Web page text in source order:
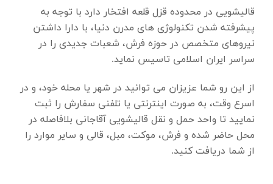
قالیشویی در محدوده قزل قلعه افتخار دارد با توجه به
پیشرفته شدن تکنولوژی های مدرن دنیا، با دارا داشتن
نیروهای متخصص در حوزه فرش، شعبات جدیدی را در
سراسر ایران اسلامی تاسیس نماید.
از این رو شما عزیزان می توانید در شهر یا محله خود، و در
اسرع وقت، به صورت اینترنتی یا تلفنی سفارش را ثبت
نمایید تا واحد حمل و نقل قالیشویی آقاجانی بلافاصله در
محل حاضر شده و فرش، موکت، مبل، قالی و سایر موارد را
از شما دریافت کنید.